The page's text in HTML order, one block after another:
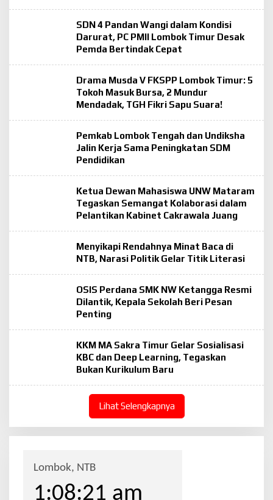
SDN 4 Pandan Wangi dalam Kondisi
Darurat, PC PMII Lombok Timur Desak
Pemda Bertindak Cepat
Drama Musda V FKSPP Lombok Timur: 5
Tokoh Masuk Bursa, 2 Mundur
Mendadak, TGH Fikri Sapu Suara!
Pemkab Lombok Tengah dan Undiksha
Jalin Kerja Sama Peningkatan SDM
Pendidikan
Ketua Dewan Mahasiswa UNW Mataram
Tegaskan Semangat Kolaborasi dalam
Pelantikan Kabinet Cakrawala Juang
Menyikapi Rendahnya Minat Baca di
NTB, Narasi Politik Gelar Titik Literasi
OSIS Perdana SMK NW Ketangga Resmi
Dilantik, Kepala Sekolah Beri Pesan
Penting
KKM MA Sakra Timur Gelar Sosialisasi
KBC dan Deep Learning, Tegaskan
Bukan Kurikulum Baru
Lihat Selengkapnya